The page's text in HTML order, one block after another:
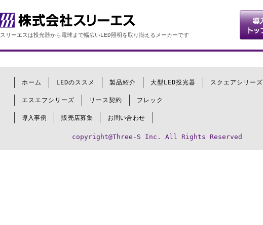
スリーエスは投光器から電球まで幅広いLED照明を取り揃えるメーカーです
ホーム LEDのススメ 製品紹介 大型LED投光器 スクエアシリーズ
エスエフシリーズ リース契約 フレック
導入事例 販売店募集 お問い合わせ
copyright@Three-S Inc. All Rights Reserved